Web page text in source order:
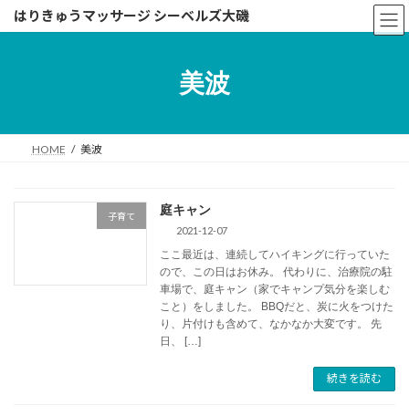
キ
に
はりきゅうマッサージ シーベルズ大磯
美波
HOME 美波
子育て 庭キャン
2021-12-07
ここ最近は、連続してハイキングに行っていた
ので、この日はお休み。 代わりに、治療院の駐
車場で、庭キャン（家でキャンプ気分を楽しむ
こと）をしました。 BBQだと、炭に火をつけた
り、片付けも含めて、なかなか大変です。 先
日、 […]
続きを読む